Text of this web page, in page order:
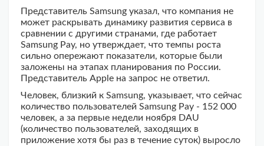
Представитель Samsung указал, что компания не
может раскрывать динамику развития сервиса в
сравнении с другими странами, где работает
Samsung Pay, но утверждает, что темпы роста
сильно опережают показатели, которые были
заложены на этапах планирования по России.
Представитель Apple на запрос не ответил.
Человек, близкий к Samsung, указывает, что сейчас
количество пользователей Samsung Pay - 152 000
человек, а за первые недели ноября DAU
(количество пользователей, заходящих в
приложение хотя бы раз в течение суток) выросло